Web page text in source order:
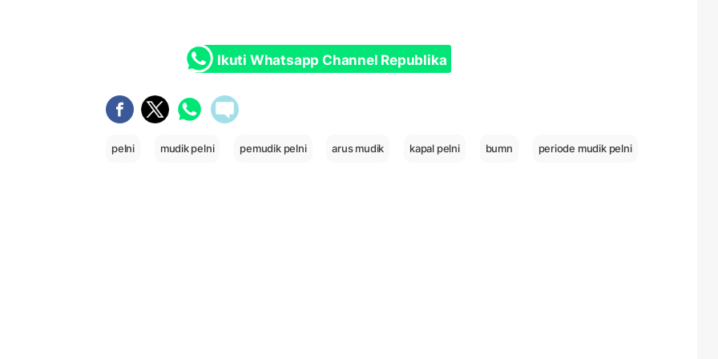
Ikuti Whatsapp Channel Republika
pelni mudik pelni pemudik pelni arus mudik kapal pelni bumn periode mudik pelni